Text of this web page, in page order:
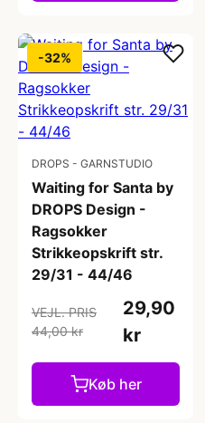
-32%
DROPS - GARNSTUDIO
Waiting for Santa by
DROPS Design -
Ragsokker
Strikkeopskrift str.
29/31 - 44/46
VEJL. PRIS
44,00 kr
29,90
kr
Køb her